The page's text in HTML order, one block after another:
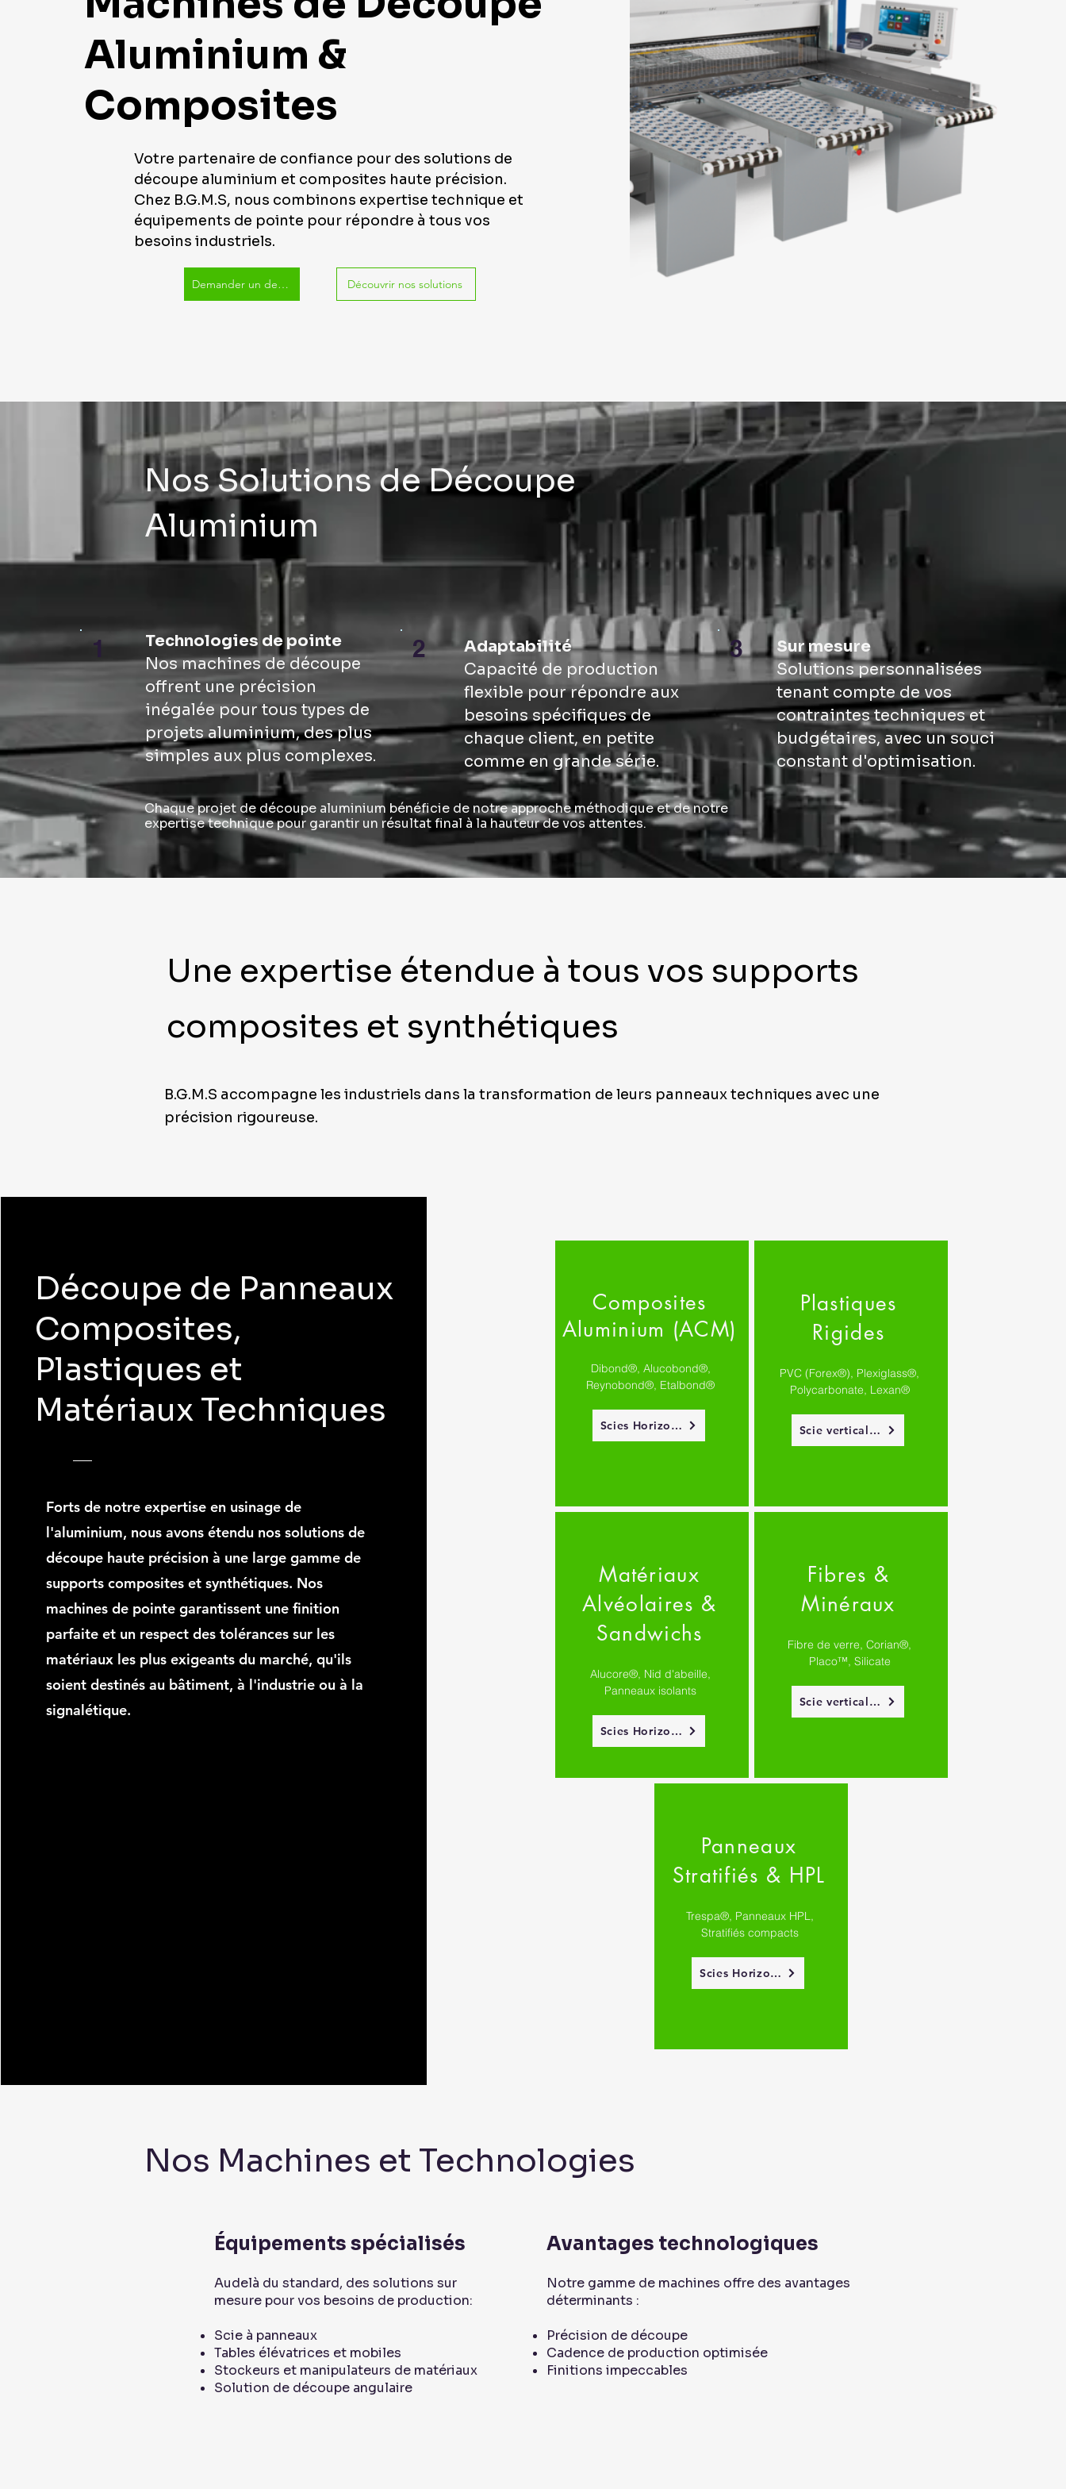
Aluminium &
Composites
Votre partenaire de confiance pour des solutions de
découpe aluminium et composites haute précision.
Chez B.G.M.S, nous combinons expertise technique et
équipements de pointe pour répondre à tous vos
besoins industriels.
Demander un devis Découvrir nos solutions
Nos Solutions de Découpe
Aluminium
1
Technologies de pointe
Nos machines de découpe
offrent une précision
inégalée pour tous types de
projets aluminium, des plus
simples aux plus complexes.
2
Adaptabilité
Capacité de production
flexible pour répondre aux
besoins spécifiques de
chaque client, en petite
comme en grande série.
3
Sur mesure
Solutions personnalisées
tenant compte de vos
contraintes techniques et
budgétaires, avec un souci
constant d'optimisation.
Chaque projet de découpe aluminium bénéficie de notre approche méthodique et de notre
expertise technique pour garantir un résultat final à la hauteur de vos attentes.
Une expertise étendue à tous vos supports
composites et synthétiques
B.G.M.S accompagne les industriels dans la transformation de leurs panneaux techniques avec une
précision rigoureuse.
Découpe de Panneaux
Composites,
Plastiques et
Matériaux Techniques
Forts de notre expertise en usinage de
l'aluminium, nous avons étendu nos solutions de
découpe haute précision à une large gamme de
supports composites et synthétiques. Nos
machines de pointe garantissent une finition
parfaite et un respect des tolérances sur les
matériaux les plus exigeants du marché, qu'ils
soient destinés au bâtiment, à l'industrie ou à la
signalétique.
Composites
Aluminium (ACM)
Dibond®, Alucobond®,
Reynobond®, Etalbond®
Scies Horizontales MAYER
Matériaux
Alvéolaires &
Sandwichs
Alucore®, Nid d'abeille,
Panneaux isolants
Scies Horizontales MAYER
Plastiques
Rigides
PVC (Forex®), Plexiglass®,
Polycarbonate, Lexan®
Scie verticale PUTCH
Fibres &
Minéraux
Fibre de verre, Corian®,
Placo™, Silicate
Scie verticale PUTCH
Panneaux
Stratifiés & HPL
Trespa®, Panneaux HPL,
Stratifiés compacts
Scies Horizontales MAYER
Nos Machines et Technologies
Équipements spécialisés
Audelà du standard, des solutions sur
mesure pour vos besoins de production:
Scie à panneaux
Tables élévatrices et mobiles
Stockeurs et manipulateurs de matériaux
Solution de découpe angulaire
Avantages technologiques
Notre gamme de machines offre des avantages
déterminants :
Précision de découpe
Cadence de production optimisée
Finitions impeccables